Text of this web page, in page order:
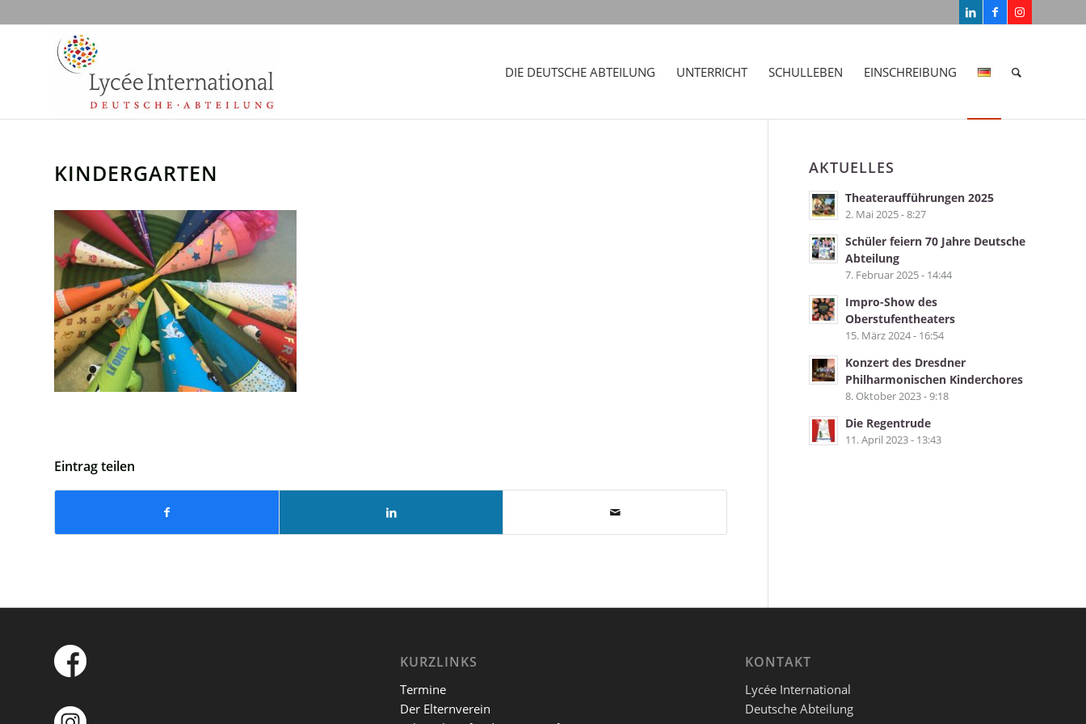
DIE DEUTSCHE ABTEILUNG UNTERRICHT SCHULLEBEN EINSCHREIBUNG
KINDERGARTEN
Eintrag teilen
AKTUELLES
Theateraufführungen 2025
2. Mai 2025 - 8:27
Schüler feiern 70 Jahre Deutsche
Abteilung
7. Februar 2025 - 14:44
Impro-Show des
Oberstufentheaters
15. März 2024 - 16:54
Konzert des Dresdner
Philharmonischen Kinderchores
8. Oktober 2023 - 9:18
Die Regentrude
11. April 2023 - 13:43
KURZLINKS
Termine
Der Elternverein
KONTAKT
Lycée International
Deutsche Abteilung